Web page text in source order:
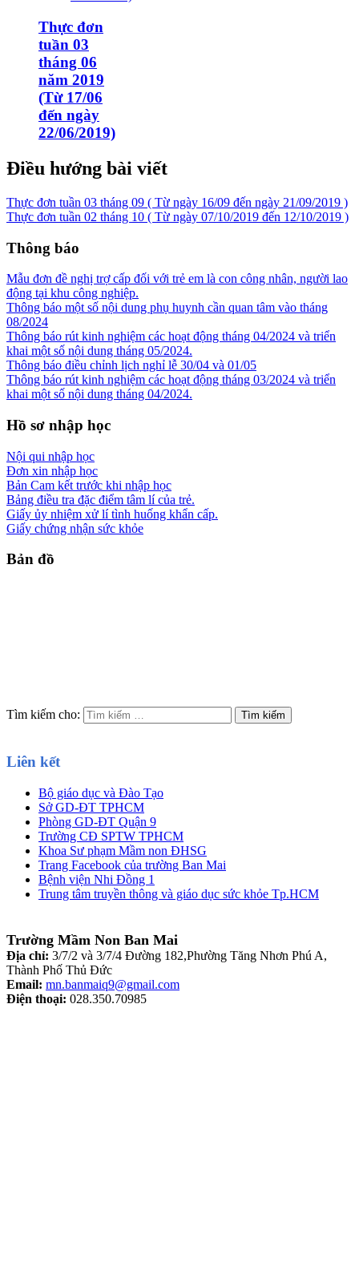
Thực đơn
tuần 03
tháng 06
năm 2019
(Từ 17/06
đến ngày
22/06/2019)
Điều hướng bài viết
Thực đơn tuần 03 tháng 09 ( Từ ngày 16/09 đến ngày 21/09/2019 )
Thực đơn tuần 02 tháng 10 ( Từ ngày 07/10/2019 đến 12/10/2019 )
Thông báo
Mẫu đơn đề nghị trợ cấp đối với trẻ em là con công nhân, người lao
động tại khu công nghiệp.
Thông báo một số nội dung phụ huynh cần quan tâm vào tháng
08/2024
Thông báo rút kinh nghiệm các hoạt động tháng 04/2024 và triển
khai một số nội dung tháng 05/2024.
Thông báo điều chỉnh lịch nghỉ lễ 30/04 và 01/05
Thông báo rút kinh nghiệm các hoạt động tháng 03/2024 và triển
khai một số nội dung tháng 04/2024.
Hồ sơ nhập học
Nội qui nhập học
Đơn xin nhập học
Bản Cam kết trước khi nhập học
Bảng điều tra đặc điểm tâm lí của trẻ.
Giấy ủy nhiệm xử lí tình huống khẩn cấp.
Giấy chứng nhận sức khỏe
Bản đồ
Tìm kiếm cho:
Liên kết
Bộ giáo dục và Đào Tạo
Sở GD-ĐT TPHCM
Phòng GD-ĐT Quận 9
Trường CĐ SPTW TPHCM
Khoa Sư phạm Mầm non ĐHSG
Trang Facebook của trường Ban Mai
Bệnh viện Nhi Đồng 1
Trung tâm truyền thông và giáo dục sức khỏe Tp.HCM
Trường Mầm Non Ban Mai
Địa chỉ: 3/7/2 và 3/7/4 Đường 182,Phường Tăng Nhơn Phú A,
Thành Phố Thủ Đức
Email: mn.banmaiq9@gmail.com
Điện thoại: 028.350.70985